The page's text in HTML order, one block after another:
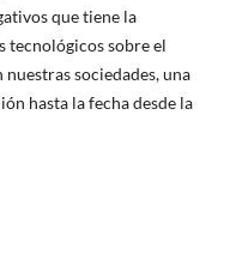
que tiene la
tecnológicos sobre el
sociedades, una
hasta la fecha desde la